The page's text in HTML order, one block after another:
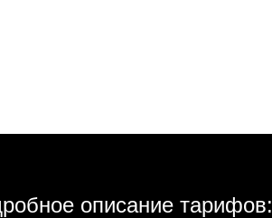
описание тарифов: